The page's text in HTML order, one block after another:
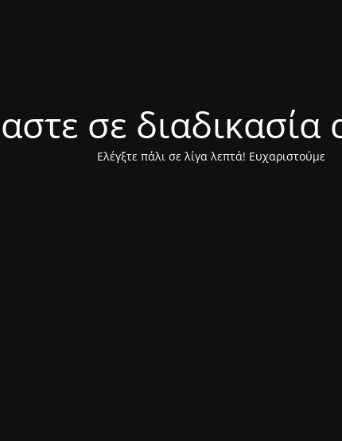
σε
Ελέγξτε πάλι σε λίγα λεπτά! Ευχαριστούμε